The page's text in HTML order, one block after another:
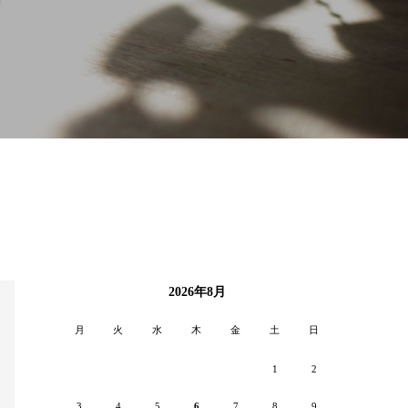
2026年8月
月 火 水 木 金 土 日
1 2